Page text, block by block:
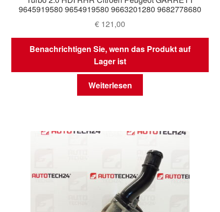
9645919580 9654919580 9663201280 9682778680
€ 121,00
Benachrichtigen Sie, wenn das Produkt auf
Lager ist
Weiterlesen